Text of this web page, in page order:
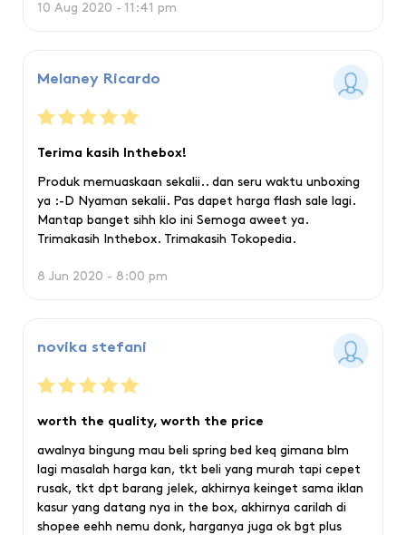
10 Aug 2020 - 11:41 pm
Melaney Ricardo
Terima kasih Inthebox!
Produk memuaskaan sekalii.. dan seru waktu unboxing
ya :-D Nyaman sekalii. Pas dapet harga ﬂash sale lagi.
Mantap banget sihh klo ini Semoga aweet ya.
Trimakasih Inthebox. Trimakasih Tokopedia.
8 Jun 2020 - 8:00 pm
novika stefani
worth the quality, worth the price
awalnya bingung mau beli spring bed keq gimana blm
lagi masalah harga kan, tkt beli yang murah tapi cepet
rusak, tkt dpt barang jelek, akhirnya keinget sama iklan
kasur yang datang nya in the box, akhirnya carilah di
shopee eehh nemu donk, harganya juga ok bgt plus